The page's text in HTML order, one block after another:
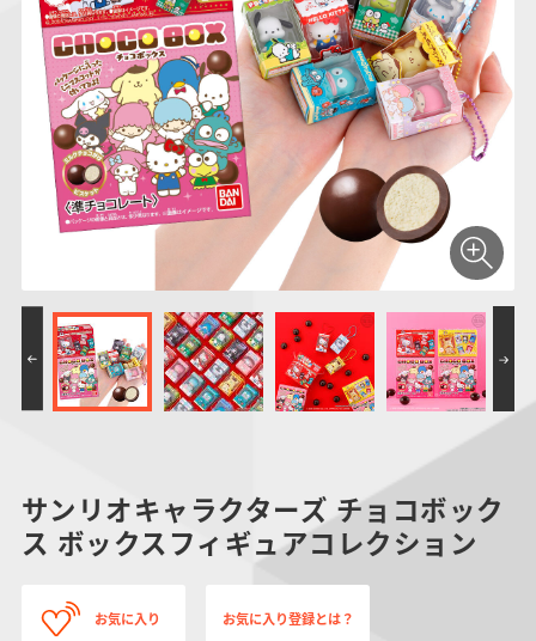
仮面ライダーシリー
ズ
スーパー戦隊シリー
ズ
ガンダムシリーズ アンパンマン たま
キャラパキ
にふぉるめーしょん
＆スクエアシール
ポケモンスケールワ
ールド
わ
サンリオキャラクターズ チョコボック
ス ボックスフィギュアコレクション
お気に入り お気に入り登録とは？